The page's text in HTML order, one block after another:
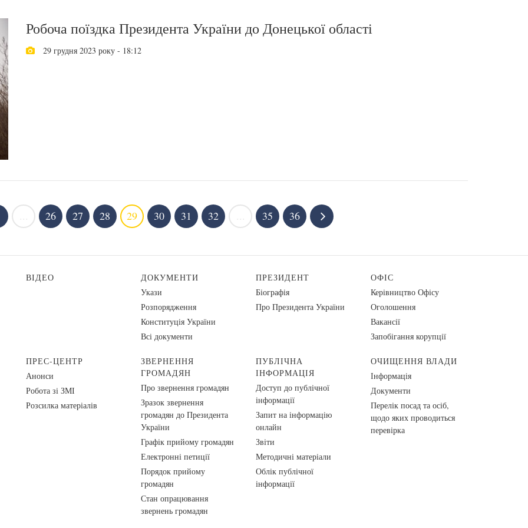
Робоча поїздка Президента України до Донецької області
29 грудня 2023 року - 18:12
26 27 28 29 30 31 32 35 36
ВІДЕО
ДОКУМЕНТИ
Укази
Розпорядження
Конституція України
Всі документи
ПРЕЗИДЕНТ
Біографія
Про Президента України
ОФІС
Керівництво Офісу
Оголошення
Вакансії
Запобігання корупції
ПРЕС-ЦЕНТР
Анонси
Робота зі ЗМІ
Розсилка матеріалів
ЗВЕРНЕННЯ
ГРОМАДЯН
Про звернення громадян
Зразок звернення
громадян до Президента
України
Графік прийому громадян
Електронні петиції
Порядок прийому
громадян
Стан опрацювання
звернень громадян
ПУБЛІЧНА
ІНФОРМАЦІЯ
Доступ до публічної
інформації
Запит на інформацію
онлайн
Звіти
Методичні матеріали
Облік публічної
інформації
ОЧИЩЕННЯ ВЛАДИ
Інформація
Документи
Перелік посад та осіб,
щодо яких проводиться
перевірка